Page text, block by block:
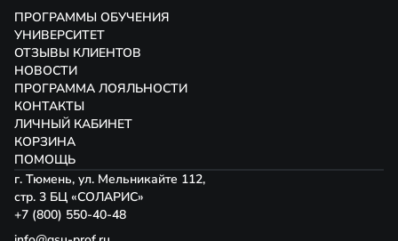
ПРОГРАММЫ ОБУЧЕНИЯ
УНИВЕРСИТЕТ
ОТЗЫВЫ КЛИЕНТОВ
НОВОСТИ
ПРОГРАММА ЛОЯЛЬНОСТИ
КОНТАКТЫ
ЛИЧНЫЙ КАБИНЕТ
КОРЗИНА
ПОМОЩЬ
г. Тюмень, ул. Мельникайте 112,
стр. 3 БЦ «СОЛАРИС»
+7 (800) 550-40-48